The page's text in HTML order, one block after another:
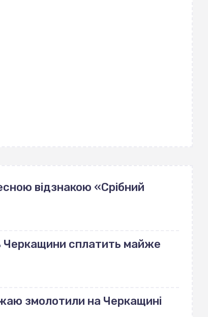
відзнакою «Срібний
Черкащини сплатить майже
змолотили на Черкащині